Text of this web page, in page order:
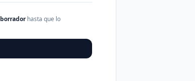
borradorhasta que lo